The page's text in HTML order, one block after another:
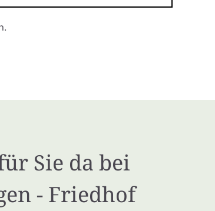
Sie da bei
- Friedhof